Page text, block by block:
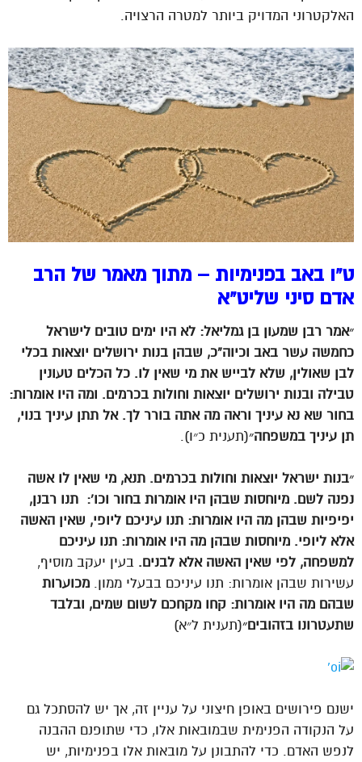
האלקטרוני המדויק ביותר למטרה הרצויה.
ט”ו באב בפנימיות – מתוך מאמר של הרב
אדם סיני שליט”א
״אמר רבן שמעון בן גמליאל: לא היו ימים טובים לישראל
כחמשה עשר באב וכיוה”כ, שבהן בנות ירושלים יוצאות בכלי
לבן שאולין, שלא לבייש את מי שאין לו. כל הכלים טעונין
טבילה ובנות ירושלים יוצאות וחולות בכרמים. ומה היו אומרות:
בחור שא נא עיניך וראה מה אתה בורר לך. אל תתן עיניך בנוי,
תן עיניך במשפחה״(תענית כ״ו).
״בנות ישראל יוצאות וחולות בכרמים. תנא, מי שאין לו אשה
נפנה לשם. מיוחסות שבהן היו אומרות בחור וכו‘: תנו רבנן,
יפיפיות שבהן מה היו אומרות: תנו עיניכם ליופי, שאין האשה
אלא ליופי. מיוחסות שבהן מה היו אומרות: תנו עיניכם
למשפחה, לפי שאין האשה אלא לבנים. בעין יעקב מוסיף,
עשירות שבהן אומרות: תנו עיניכם בבעלי ממון. מכוערות
שבהם מה היו אומרות: קחו מקחכם לשום שמים, ובלבד
שתעטרונו בזהובים״(תענית ל״א)
ישנם פירושים באופן חיצוני על עניין זה, אך יש להסתכל גם
על הנקודה הפנימית שבמובאות אלו, כדי שתופנם ההבנה
לנפש האדם. כדי להתבונן על מובאות אלו בפנימיות, יש